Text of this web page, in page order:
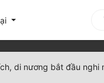
di nương bắt đầu nghi